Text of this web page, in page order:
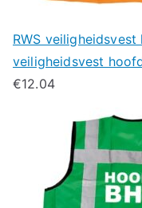
RWS
veiligheidsvest
€12.04